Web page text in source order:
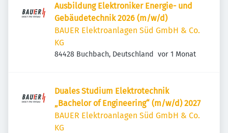
Ausbildung Elektroniker Energie- und
Gebäudetechnik 2026 (m/w/d)
BAUER Elektroanlagen Süd GmbH & Co.
KG
84428 Buchbach, Deutschland Veröffentlicht
vor 1 Monat
Duales Studium Elektrotechnik
„Bachelor of Engineering“ (m/w/d) 2027
BAUER Elektroanlagen Süd GmbH & Co.
KG